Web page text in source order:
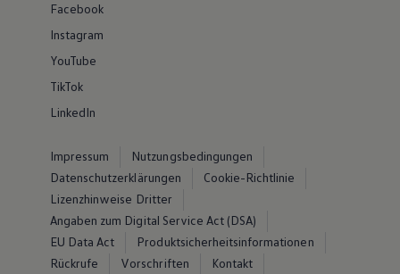
Facebook
Instagram
YouTube
TikTok
LinkedIn
Impressum
Nutzungsbedingungen
Datenschutzerklärungen
Cookie-Richtlinie
Lizenzhinweise Dritter
Angaben zum Digital Service Act (DSA)
EU Data Act
Produktsicherheitsinformationen
Rückrufe
Vorschriften
Kontakt